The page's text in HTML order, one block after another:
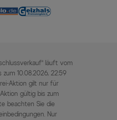
läuft vom
10.08.2026, 22:59
Aktion gilt nur für
gültig bis zum
beachten Sie die
Nur